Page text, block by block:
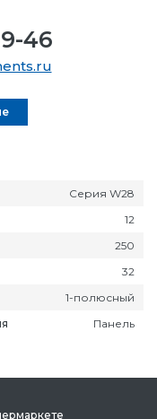
Серия W28
12
250
32
1-полюсный
Панель
46